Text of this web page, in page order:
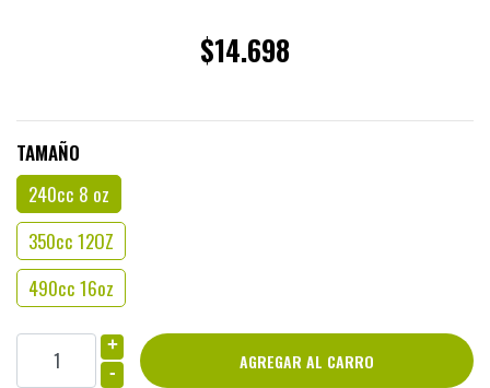
$14.698
TAMAÑO
240cc 8 oz
350cc 12OZ
490cc 16oz
+
-